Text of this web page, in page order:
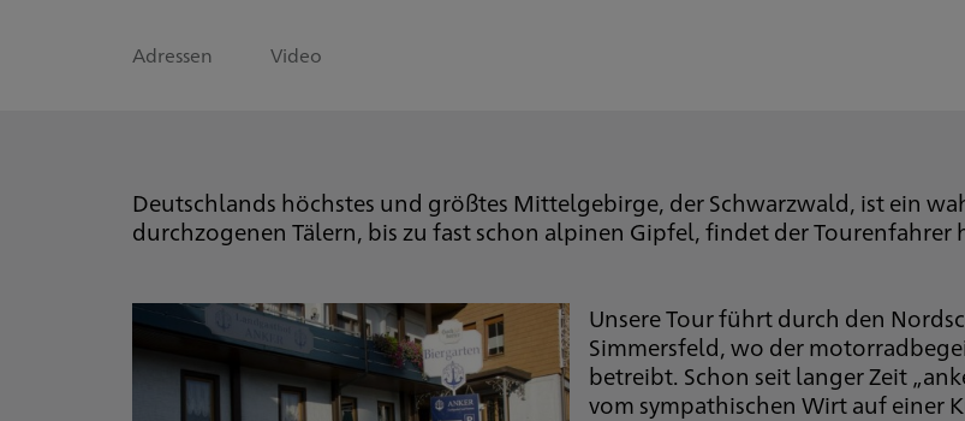
Adressen Video
Deutschlands höchstes und größtes Mittelgebirge, der Schwarzwald, ist ein
durchzogenen Tälern, bis zu fast schon alpinen Gipfel, findet der Tourenfahrer
Unsere Tour führt durch den
Simmersfeld, wo der
betreibt. Schon seit langer Zeit
vom sympathischen Wirt auf einer